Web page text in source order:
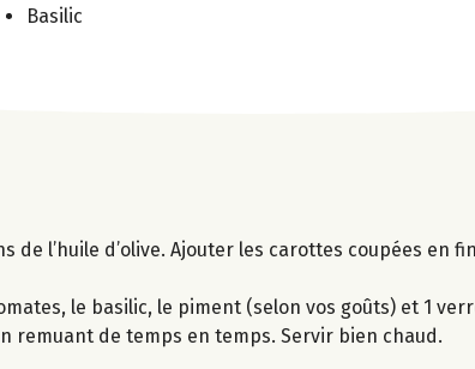
Basilic
de l’huile d’olive. Ajouter les carottes coupées en
le basilic, le piment (selon vos goûts) et 1
remuant de temps en temps. Servir bien chaud.